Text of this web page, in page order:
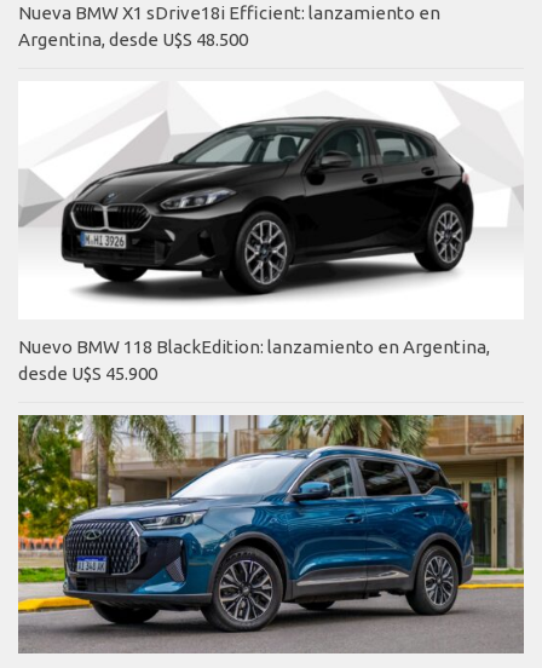
Nueva BMW X1 sDrive18i Efficient: lanzamiento en
Argentina, desde U$S 48.500
Nuevo BMW 118 BlackEdition: lanzamiento en Argentina,
desde U$S 45.900